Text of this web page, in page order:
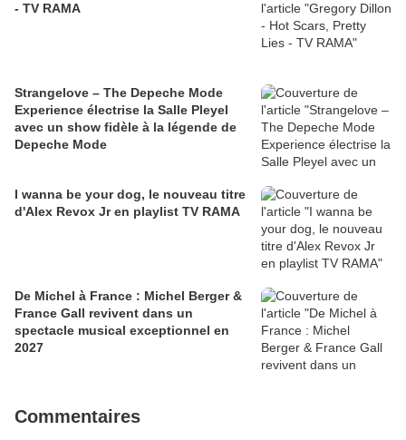
- TV RAMA
Strangelove – The Depeche Mode
Experience électrise la Salle Pleyel
avec un show fidèle à la légende de
Depeche Mode
I wanna be your dog, le nouveau titre
d'Alex Revox Jr en playlist TV RAMA
De Michel à France : Michel Berger &
France Gall revivent dans un
spectacle musical exceptionnel en
2027
Commentaires